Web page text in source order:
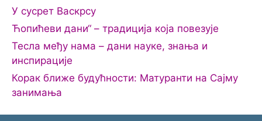
У сусрет Васкрсу
Ћопићеви дани“ – традиција која повезује
Тесла међу нама – дани науке, знања и
инспирације
Корак ближе будућности: Матуранти на Сајму
занимања